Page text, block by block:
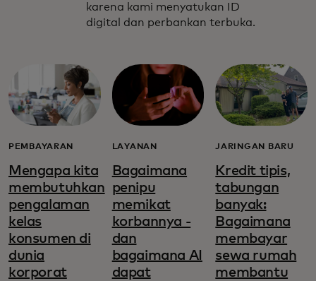
karena kami menyatukan ID
digital dan perbankan terbuka.
PEMBAYARAN
Mengapa kita
membutuhkan
pengalaman
kelas
konsumen di
dunia
korporat
LAYANAN
Bagaimana
penipu
memikat
korbannya -
dan
bagaimana AI
dapat
JARINGAN BARU
Kredit tipis,
tabungan
banyak:
Bagaimana
membayar
sewa rumah
membantu